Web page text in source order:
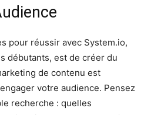
pour réussir avec System.io,
débutants, est de créer du
de contenu est
votre audience. Pensez
recherche : quelles